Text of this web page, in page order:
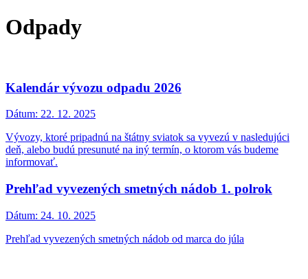
Odpady
Kalendár vývozu odpadu 2026
Dátum: 22. 12. 2025
Vývozy, ktoré pripadnú na štátny sviatok sa vyvezú v nasledujúci
deň, alebo budú presunuté na iný termín, o ktorom vás budeme
informovať.
Prehľad vyvezených smetných nádob 1. polrok
Dátum: 24. 10. 2025
Prehľad vyvezených smetných nádob od marca do júla